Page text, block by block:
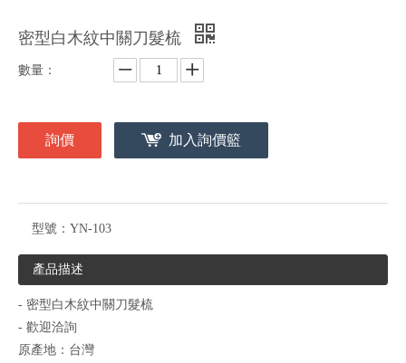
密型白木紋中關刀髮梳
數量：
詢價 加入詢價籃
型號： YN-103
產品描述
- 密型白木紋中關刀髮梳
- 歡迎洽詢
原產地：台灣